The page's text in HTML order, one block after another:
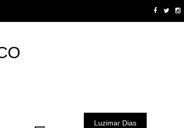
Luzimar Dias